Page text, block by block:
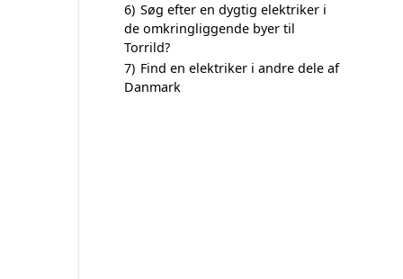
6) Søg efter en dygtig elektriker i
de omkringliggende byer til
Torrild?
7) Find en elektriker i andre dele af
Danmark